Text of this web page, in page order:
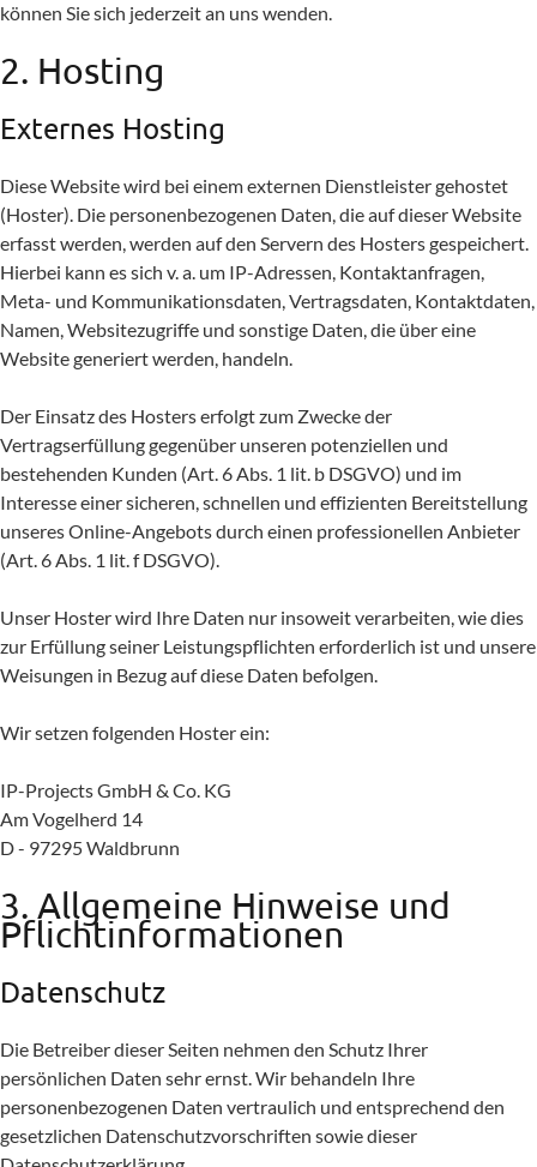
können Sie sich jederzeit an uns wenden.
2. Hosting
Externes Hosting
Diese Website wird bei einem externen Dienstleister gehostet
(Hoster). Die personenbezogenen Daten, die auf dieser Website
erfasst werden, werden auf den Servern des Hosters gespeichert.
Hierbei kann es sich v. a. um IP-Adressen, Kontaktanfragen,
Meta- und Kommunikationsdaten, Vertragsdaten, Kontaktdaten,
Namen, Websitezugriffe und sonstige Daten, die über eine
Website generiert werden, handeln.
Der Einsatz des Hosters erfolgt zum Zwecke der
Vertragserfüllung gegenüber unseren potenziellen und
bestehenden Kunden (Art. 6 Abs. 1 lit. b DSGVO) und im
Interesse einer sicheren, schnellen und effizienten Bereitstellung
unseres Online-Angebots durch einen professionellen Anbieter
(Art. 6 Abs. 1 lit. f DSGVO).
Unser Hoster wird Ihre Daten nur insoweit verarbeiten, wie dies
zur Erfüllung seiner Leistungspflichten erforderlich ist und unsere
Weisungen in Bezug auf diese Daten befolgen.
Wir setzen folgenden Hoster ein:
IP-Projects GmbH & Co. KG
Am Vogelherd 14
D - 97295 Waldbrunn
3. Allgemeine Hinweise und
Pflicht­informationen
Datenschutz
Die Betreiber dieser Seiten nehmen den Schutz Ihrer
persönlichen Daten sehr ernst. Wir behandeln Ihre
personenbezogenen Daten vertraulich und entsprechend den
gesetzlichen Datenschutzvorschriften sowie dieser